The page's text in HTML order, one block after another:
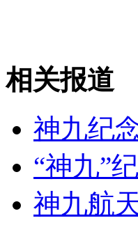
刘德华喂企鹅帅气现
山西运城恶犬咬伤
女孩北京地铁殴打
相关报道
神九纪
“神九”
神九航